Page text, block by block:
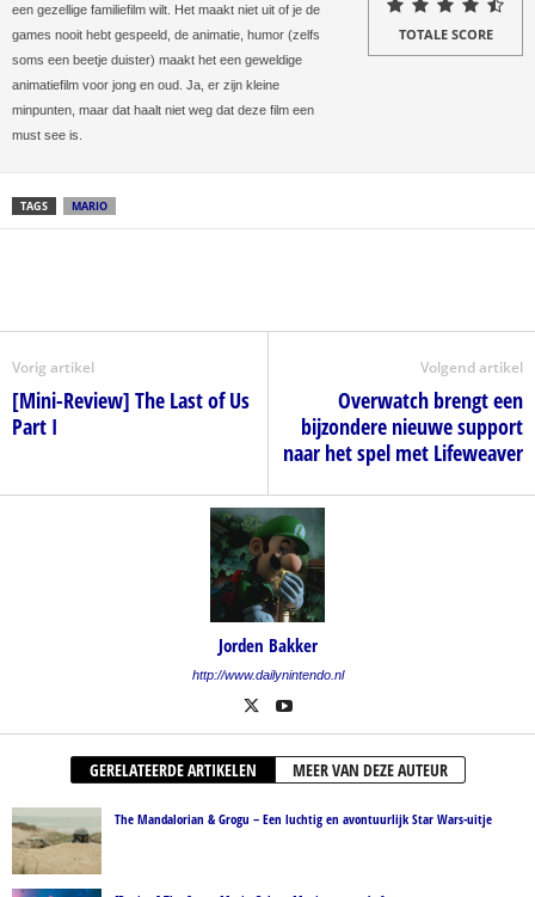
een gezellige familiefilm wilt. Het maakt niet uit of je de
games nooit hebt gespeeld, de animatie, humor (zelfs
soms een beetje duister) maakt het een geweldige
animatiefilm voor jong en oud. Ja, er zijn kleine
minpunten, maar dat haalt niet weg dat deze film een
must see is.
TOTALE SCORE
TAGS MARIO
Vorig artikel
[Mini-Review] The Last of Us
Part I
Volgend artikel
Overwatch brengt een
bijzondere nieuwe support
naar het spel met Lifeweaver
Jorden Bakker
http://www.dailynintendo.nl
GERELATEERDE ARTIKELEN MEER VAN DEZE AUTEUR
The Mandalorian & Grogu – Een luchtig en avontuurlijk Star Wars-uitje